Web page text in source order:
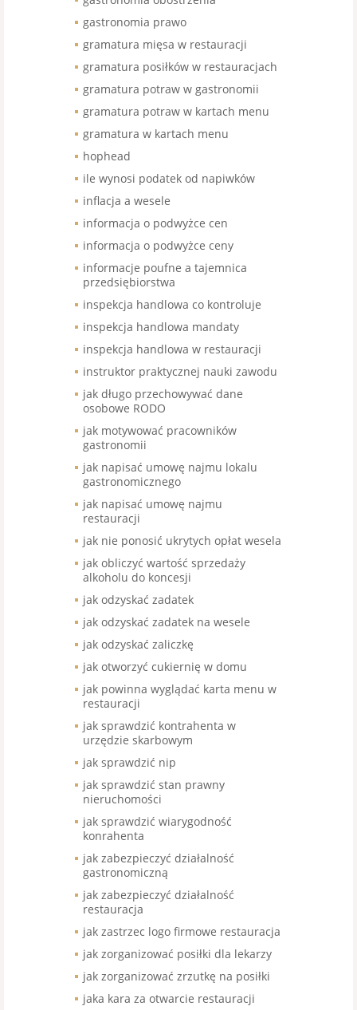
gastronomia prawo
gramatura mięsa w restauracji
gramatura posiłków w restauracjach
gramatura potraw w gastronomii
gramatura potraw w kartach menu
gramatura w kartach menu
hophead
ile wynosi podatek od napiwków
inflacja a wesele
informacja o podwyżce cen
informacja o podwyżce ceny
informacje poufne a tajemnica
przedsiębiorstwa
inspekcja handlowa co kontroluje
inspekcja handlowa mandaty
inspekcja handlowa w restauracji
instruktor praktycznej nauki zawodu
jak długo przechowywać dane
osobowe RODO
jak motywować pracowników
gastronomii
jak napisać umowę najmu lokalu
gastronomicznego
jak napisać umowę najmu
restauracji
jak nie ponosić ukrytych opłat wesela
jak obliczyć wartość sprzedaży
alkoholu do koncesji
jak odzyskać zadatek
jak odzyskać zadatek na wesele
jak odzyskać zaliczkę
jak otworzyć cukiernię w domu
jak powinna wyglądać karta menu w
restauracji
jak sprawdzić kontrahenta w
urzędzie skarbowym
jak sprawdzić nip
jak sprawdzić stan prawny
nieruchomości
jak sprawdzić wiarygodność
konrahenta
jak zabezpieczyć działalność
gastronomiczną
jak zabezpieczyć działalność
restauracja
jak zastrzec logo firmowe restauracja
jak zorganizować posiłki dla lekarzy
jak zorganizować zrzutkę na posiłki
jaka kara za otwarcie restauracji